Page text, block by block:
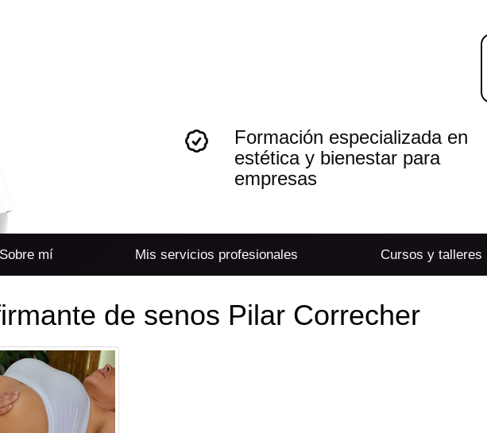
Formación especializada en
estética y bienestar para
empresas
Sobre mí Mis servicios profesionales Cursos y talleres
de senos Pilar Correcher